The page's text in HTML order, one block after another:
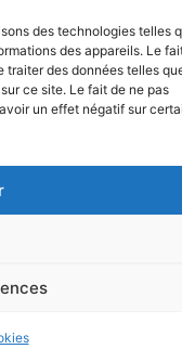
des technologies telles
des appareils. Le
traiter des données telles
ce site. Le fait de ne pas
un effet négatif sur